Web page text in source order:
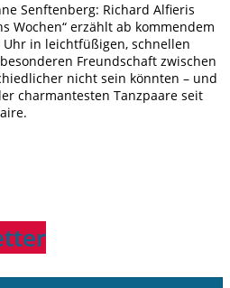
Senftenberg: Richard Alfieris
Wochen“ erzählt ab kommendem
Uhr in leichtfüßigen, schnellen
Freundschaft zwischen
nicht sein könnten – und
charmantesten Tanzpaare seit